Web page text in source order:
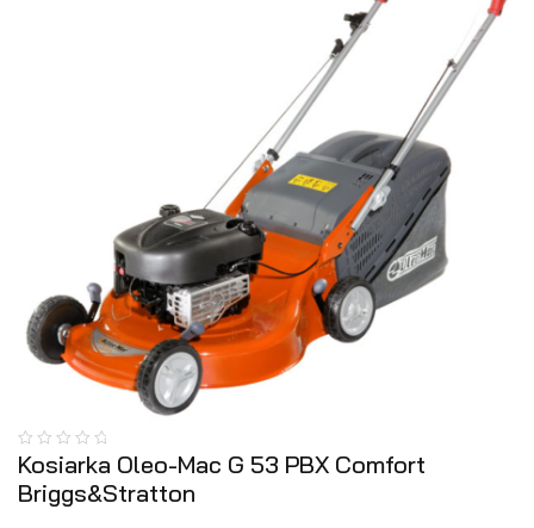
Kosiarka Oleo-Mac G 53 PBX Comfort
Briggs&Stratton